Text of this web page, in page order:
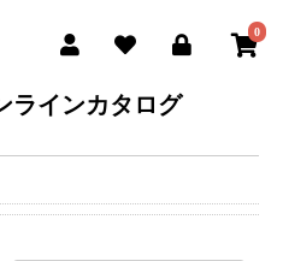
0
ラインカタログ